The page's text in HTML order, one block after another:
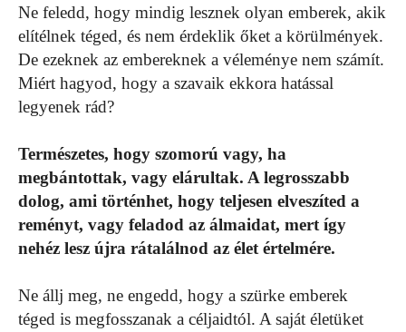
Ne feledd, hogy mindig lesznek olyan emberek, akik
elítélnek téged, és nem érdeklik őket a körülmények.
De ezeknek az embereknek a véleménye nem számít.
Miért hagyod, hogy a szavaik ekkora hatással
legyenek rád?
Természetes, hogy szomorú vagy, ha
megbántottak, vagy elárultak. A legrosszabb
dolog, ami történhet, hogy teljesen elveszíted a
reményt, vagy feladod az álmaidat, mert így
nehéz lesz újra rátalálnod az élet értelmére.
Ne állj meg, ne engedd, hogy a szürke emberek
téged is megfosszanak a céljaidtól. A saját életüket